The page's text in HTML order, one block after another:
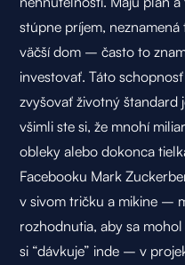
stúpne príjem,
väčší dom – často to
investovať. Táto
zvyšovať životný štandard
všimli ste si, že mnohí
obleky alebo dokonca
Facebooku Mark
v sivom tričku a mikine –
rozhodnutia, aby sa
si “dávkuje” inde – v